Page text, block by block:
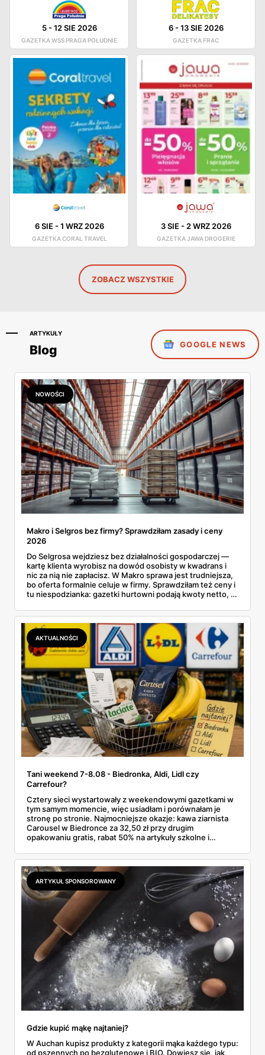
5-12 SIE 2026
GAZETKA WSS PRAGA POŁUDNIE
6-13 SIE 2026
GAZETKA FRAC
6 SIE -1 WRZ 2026
GAZETKA CORAL TRAVEL
3 SIE - 2 WRZ 2026
GAZETKA JAWA DROGERIE
ZOBACZ WSZYSTKIE
ARTYKUŁY
Blog GOOGLE NEWS
NOWOŚCI
Makro i Selgros bez firmy? Sprawdziłam zasady i ceny
2026
Do Selgrosa wejdziesz bez działalności gospodarczej —
kartę klienta wyrobisz na dowód osobisty w kwadrans i
nic za nią nie zapłacisz. W Makro sprawa jest trudniejsza,
bo oferta formalnie celuje w firmy. Sprawdziłam też ceny i
tu niespodzianka: gazetki hurtowni podają kwoty netto, a
zawsze wygrywa — ta sama kawa ziarnista kosztuje w
Makro ponad dwa razy więcej niż w weekendowej
promocji dyskontu.
AKTUALNOŚCI
Tani weekend 7-8.08 - Biedronka, Aldi, Lidl czy
Carrefour?
Cztery sieci wystartowały z weekendowymi gazetkami w
tym samym momencie, więc usiadłam i porównałam je
stronę po stronie. Najmocniejsze okazje: kawa ziarnista
Carousel w Biedronce za 32,50 zł przy drugim
opakowaniu gratis, rabat 50% na artykuły szkolne i
2,99 zł za kilogram, ale wyłącznie w sobotę z aplikacją. Aldi
odpowiada masłem za 2,99 zł. Werdykt w skrócie:
najwięcej wyciśniesz z Biedronki, po świeże warzywa jedź
do Aldi.
ARTYKUŁ SPONSOROWANY
Gdzie kupić mąkę najtaniej?
W Auchan kupisz produkty z kategorii mąka każdego typu:
od pszennych po bezglutenowe i BIO. Dowiesz się, jak